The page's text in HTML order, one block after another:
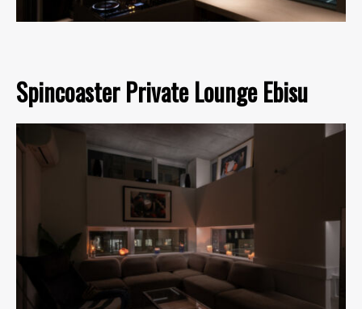
Spincoaster Private Lounge Ebisu